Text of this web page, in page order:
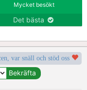
Mycket besökt
Det bästa
var snäll och stöd oss